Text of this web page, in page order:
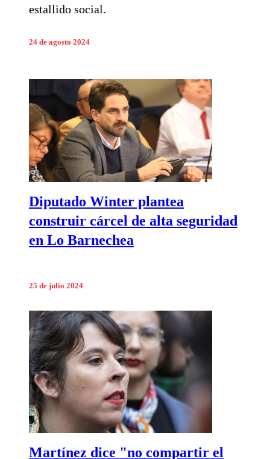
estallido social.
24 de agosto 2024
Diputado Winter plantea
construir cárcel de alta seguridad
en Lo Barnechea
25 de julio 2024
Martínez dice "no compartir el